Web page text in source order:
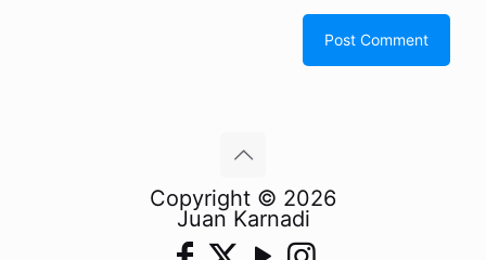
Copyright © 2026
Juan Karnadi